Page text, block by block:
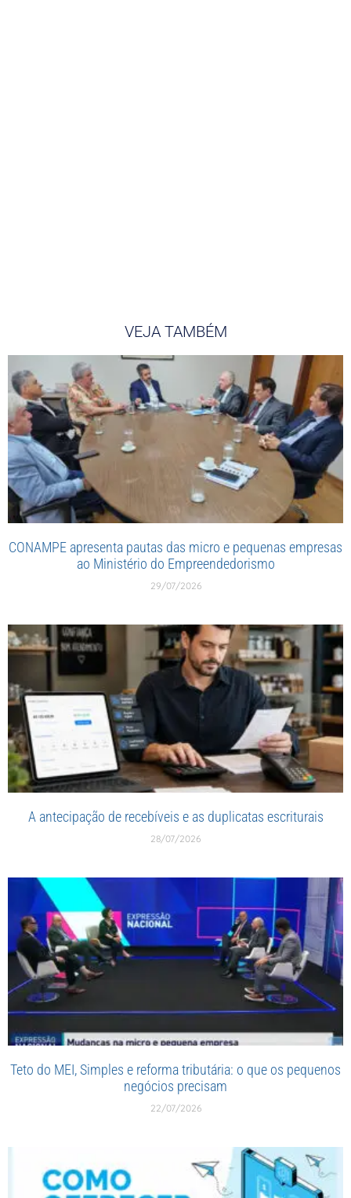
VEJA TAMBÉM
CONAMPE apresenta pautas das micro e pequenas empresas
ao Ministério do Empreendedorismo
29/07/2026
A antecipação de recebíveis e as duplicatas escriturais
28/07/2026
Teto do MEI, Simples e reforma tributária: o que os pequenos
negócios precisam
22/07/2026